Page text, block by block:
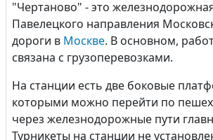
"Чертаново" - это
Павелецкого направления
дороги в Москве. В основном,
связана с грузоперевозками.
На станции есть две боковые
которыми можно перейти по
через железнодорожные пути
Турникеты на станции не